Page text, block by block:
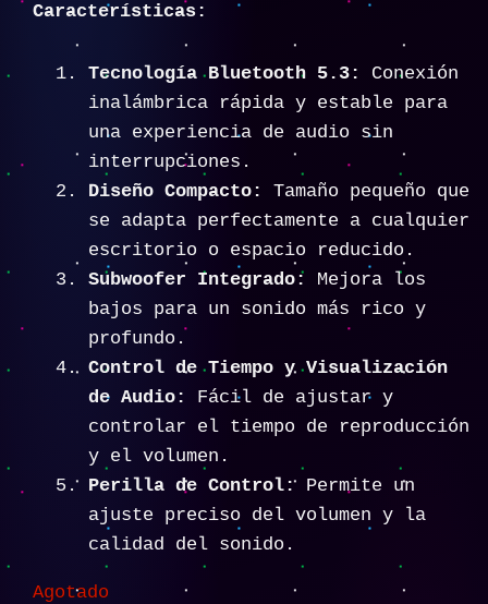
Características:
Tecnología Bluetooth 5.3:
Conexión
inalámbrica rápida y estable para
una experiencia de audio sin
interrupciones.
Diseño Compacto:
Tamaño pequeño que
se adapta perfectamente a cualquier
escritorio o espacio reducido.
Subwoofer Integrado:
Mejora los
bajos para un sonido más rico y
profundo.
Control de Tiempo y Visualización
de Audio:
Fácil de ajustar y
controlar el tiempo de reproducción
y el volumen.
Perilla de Control:Permite un
ajuste preciso del volumen y la
calidad del sonido.
Agotado